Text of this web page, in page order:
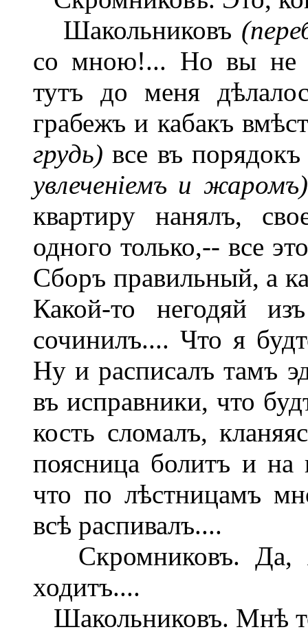
Шакольниковъ
со мною!... Но вы не
тутъ до меня
грабежъ и кабакъ
грудь) все въ
увлеченіемъ и
квартиру нанялъ,
одного только,-- все
Сборъ правильный, а
Какой-то негодяй
сочинилъ.... Что я
Ну и расписалъ тамъ
въ исправники, что
кость сломалъ,
поясница болитъ и на
что по лѣстницамъ
всѣ распивалъ....
Скромниковъ. Да,
ходитъ....
Шакольниковъ. Мнѣ